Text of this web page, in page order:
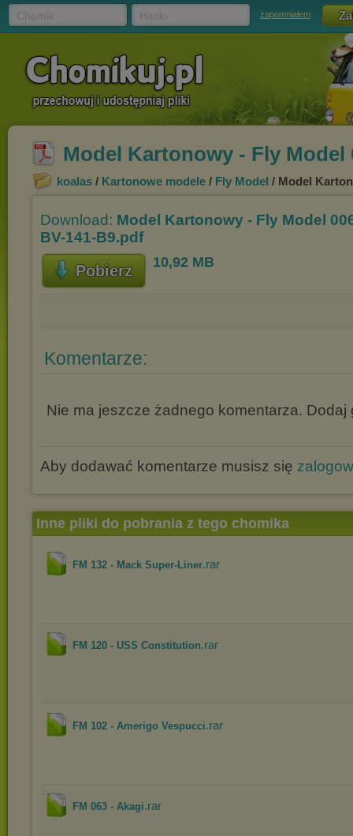
zapomniałem
Model Kartonowy - Fly Model
koalas / Kartonowe modele / Fly Model / Model
Download: Model Kartonowy - Fly Model
BV-141-B9.pdf
Pobierz 10,92 MB
Komentarze:
Nie ma jeszcze żadnego komentarza. Dodaj
Aby dodawać komentarze musisz się
Inne pliki do pobrania z tego chomika
FM 132 - Mack Super-Liner.rar
FM 120 - USS Constitution.rar
FM 102 - Amerigo Vespucci.rar
FM 063 - Akagi.rar